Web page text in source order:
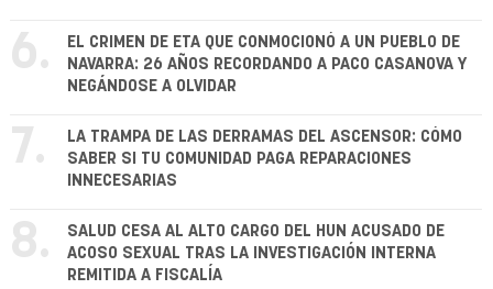
6.
EL CRIMEN DE ETA QUE CONMOCIONÓ A UN PUEBLO DE
NAVARRA: 26 AÑOS RECORDANDO A PACO CASANOVA Y
NEGÁNDOSE A OLVIDAR
7.
LA TRAMPA DE LAS DERRAMAS DEL ASCENSOR: CÓMO
SABER SI TU COMUNIDAD PAGA REPARACIONES
INNECESARIAS
8.
SALUD CESA AL ALTO CARGO DEL HUN ACUSADO DE
ACOSO SEXUAL TRAS LA INVESTIGACIÓN INTERNA
REMITIDA A FISCALÍA